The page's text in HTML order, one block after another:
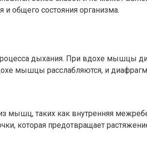
общего состояния организма.
дыхания. При вдохе мышцы
мышцы расслабляются, и
таких как внутренняя
которая предотвращает